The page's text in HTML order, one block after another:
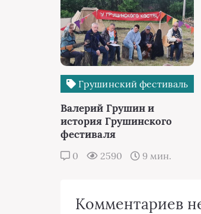
Грушинский фестиваль
Валерий Грушин и
история Грушинского
фестиваля
0 2590 9 мин.
Комментариев